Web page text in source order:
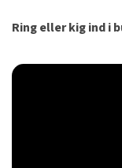
Ring eller kig ind i